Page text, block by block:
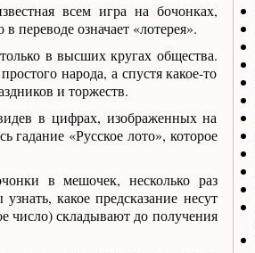
всем игра на бочонках,
переводе означает «лотерея».
в высших кругах общества.
народа, а спустя какое-то
и торжеств.
в цифрах, изображенных на
гадание «Русское лото», которое
в мешочек, несколько раз
какое предсказание несут
число) складывают до получения